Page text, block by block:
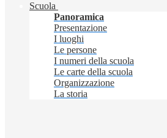
Scuola
Panoramica
Presentazione
I luoghi
Le persone
I numeri della scuola
Le carte della scuola
Organizzazione
La storia